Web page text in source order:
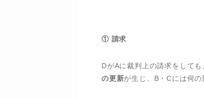
① 請求
DがAに裁判上の請求をして
の更新が生じ、B・Cには何の